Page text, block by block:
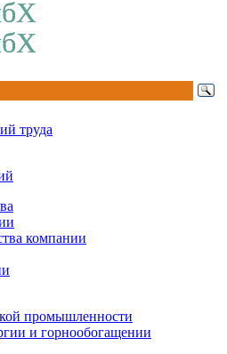
труда
компании
промышленности
и горнообогащении